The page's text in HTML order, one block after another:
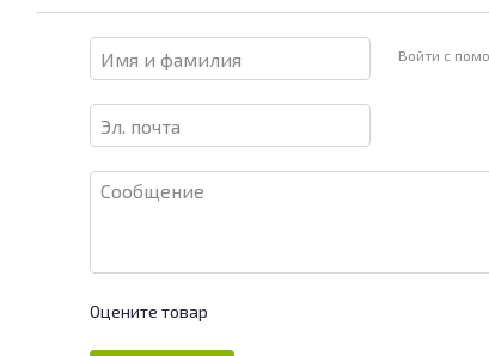
Войти с
Оцените товар